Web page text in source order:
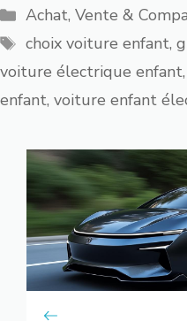
Catégories
Achat, Vente &
Étiquettes
choix voiture enfant,
voiture électrique enfant,
enfant, voiture enfant